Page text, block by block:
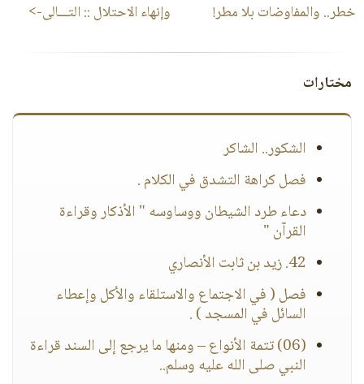
خطر.. والمفاوضات بلا مطر!
وإنهاء الاحتلال :: التـــالى->
مختارات
الشكور.. الشاكر
فصل كراهة التشدق في الكلام .
دعاء طرد الشيطان ووساوسه " الأذكار وقراءة
القرآن "
42. زيد بن ثابت الأنصاري
فصل ( في الاجتماع والاستلقاء والأكل وإعطاء
السائل في المسجد ) .
(06) تتمة الأنواع – ومنها ما يرجع إلى السند قراءة
النبي صلى الله عليه وسلم..